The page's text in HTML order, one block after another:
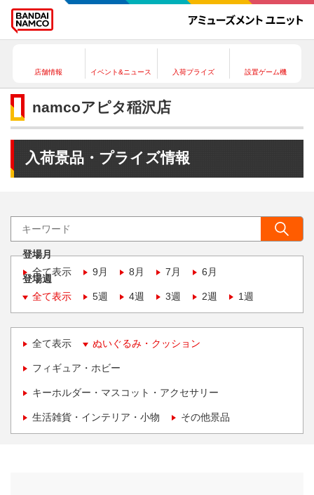
店舗情報 イベント&ニュース 入荷プライズ 設置ゲーム機
namcoアピタ稲沢店
入荷景品・プライズ情報
登場月
全て表示
9月 8月 7月 6月
登場週
全て表示
5週 4週 3週 2週 1週
全て表示 ぬいぐるみ・クッション
フィギュア・ホビー
キーホルダー・マスコット・アクセサリー
生活雑貨・インテリア・小物 その他景品